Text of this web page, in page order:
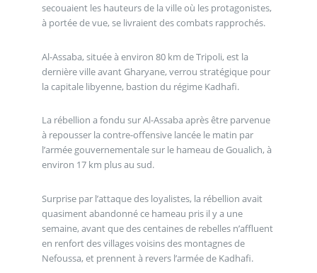
secouaient les hauteurs de la ville où les protagonistes,
à portée de vue, se livraient des combats rapprochés.
Al-Assaba, située à environ 80 km de Tripoli, est la
dernière ville avant Gharyane, verrou stratégique pour
la capitale libyenne, bastion du régime Kadhafi.
La rébellion a fondu sur Al-Assaba après être parvenue
à repousser la contre-offensive lancée le matin par
l’armée gouvernementale sur le hameau de Goualich, à
environ 17 km plus au sud.
Surprise par l’attaque des loyalistes, la rébellion avait
quasiment abandonné ce hameau pris il y a une
semaine, avant que des centaines de rebelles n’affluent
en renfort des villages voisins des montagnes de
Nefoussa, et prennent à revers l’armée de Kadhafi.